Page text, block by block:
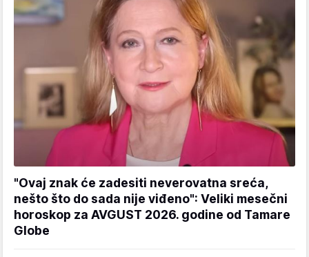
"Ovaj znak će zadesiti neverovatna sreća,
nešto što do sada nije viđeno": Veliki mesečni
horoskop za AVGUST 2026. godine od Tamare
Globe